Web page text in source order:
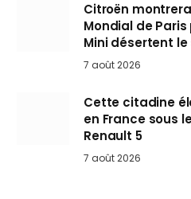
Citroën
Mondial de
Mini désertent le
7 août 2026
Cette citadine
en France sous
Renault 5
7 août 2026